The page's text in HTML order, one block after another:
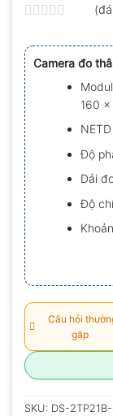
xếp
hạng
0.0
5
sao
Camera đo
160 x
Độ
Dải
Độ
Câu hỏi
gặp
SKU: DS-